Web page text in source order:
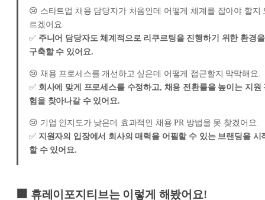
😢 스타트업 채용 담당자가 처음인데 어떻게 체계를 잡아야 할지
르겠어요.
✅ 주니어 담당자도 체계적으로 리쿠르팅을 진행하기 위한 환경을
구축할 수 있어요.
😢 채용 프로세스를 개선하고 싶은데 어떻게 접근할지 막막해요.
✅ 회사에 맞게 프로세스를 수정하고, 채용 전환률을 높이는 지원
험을 찾아나갈 수 있어요.
😢 기업 인지도가 낮은데 효과적인 채용 PR 방법을 못 찾겠어요.
✅ 지원자의 입장에서 회사의 매력을 어필할 수 있는 브랜딩을 시
할 수 있어요.
🏢 휴레이포지티브는 이렇게 해봤어요!